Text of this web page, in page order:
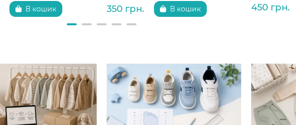
В кошик 350 грн. В кошик 450 грн.